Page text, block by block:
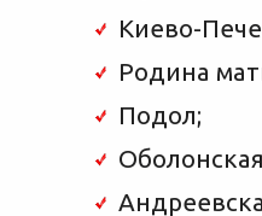
Киево-
Родина
Подол;